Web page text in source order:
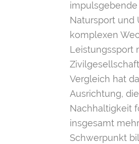
Natursport und
komplexen
Leistungssport
Vergleich hat
Ausrichtung,
Nachhaltigkeit
insgesamt
Schwerpunkt